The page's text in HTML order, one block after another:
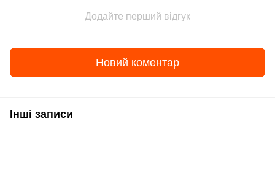
Додайте перший відгук
Новий коментар
Інші записи